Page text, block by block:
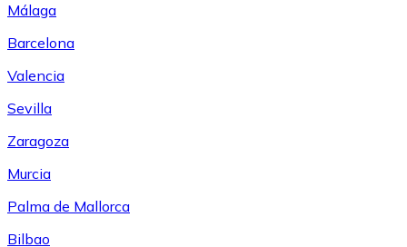
Málaga
Barcelona
Valencia
Sevilla
Zaragoza
Murcia
Palma de Mallorca
Bilbao